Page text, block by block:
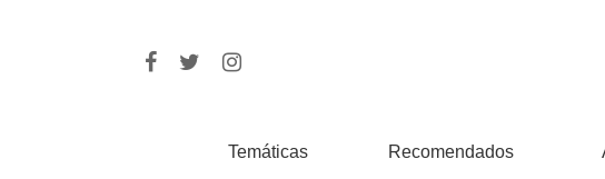
Temáticas Recomendados